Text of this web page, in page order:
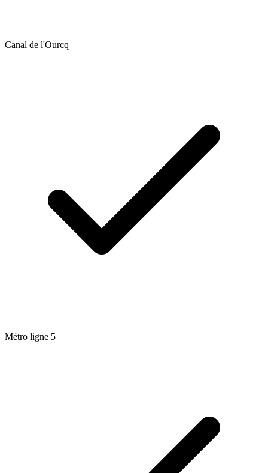
Canal de l'Ourcq
Métro ligne 5